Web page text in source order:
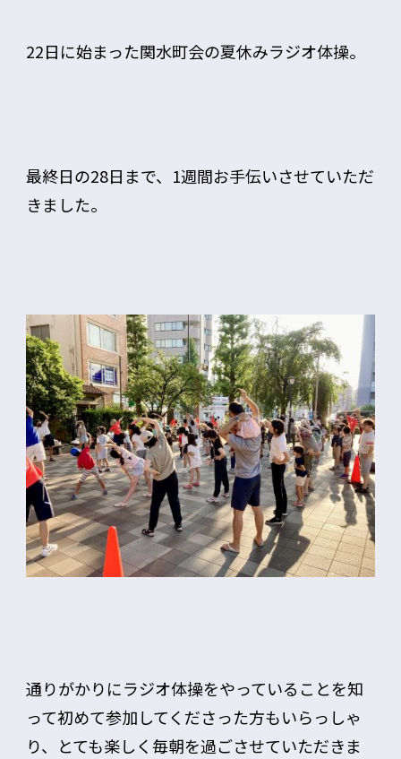
22日に始まった関水町会の夏休みラジオ体操。
最終日の28日まで、1週間お手伝いさせていただ
きました。
通りがかりにラジオ体操をやっていることを知
って初めて参加してくださった方もいらっしゃ
り、とても楽しく毎朝を過ごさせていただきま